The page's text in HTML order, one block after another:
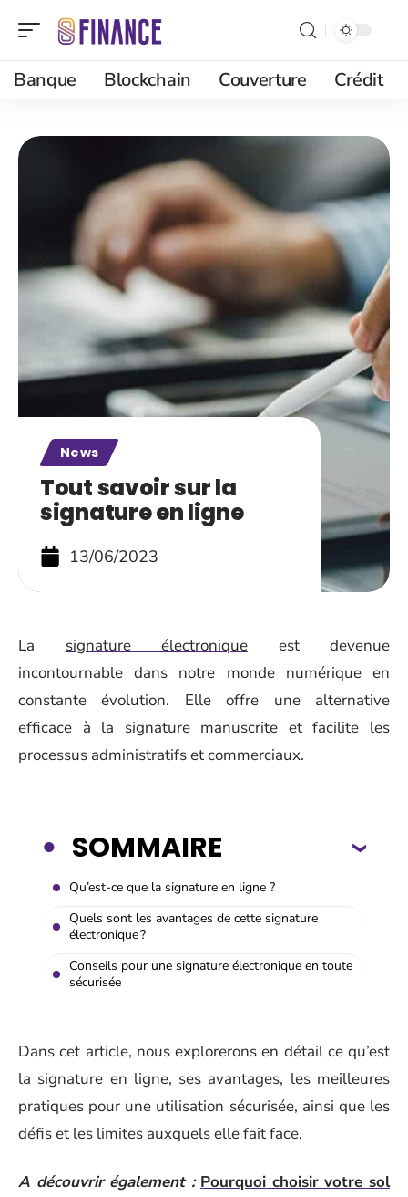
Banque Blockchain Couverture Crédit
News
Tout savoir sur la
signature en ligne
13/06/2023
La signature électronique est devenue
incontournable dans notre monde numérique en
constante évolution. Elle offre une alternative
efficace à la signature manuscrite et facilite les
processus administratifs et commerciaux.
SOMMAIRE
Qu’est-ce que la signature en ligne ?
Quels sont les avantages de cette signature
électronique ?
Conseils pour une signature électronique en toute
sécurisée
Dans cet article, nous explorerons en détail ce qu’est
la signature en ligne, ses avantages, les meilleures
pratiques pour une utilisation sécurisée, ainsi que les
défis et les limites auxquels elle fait face.
A découvrir également : Pourquoi choisir votre sol